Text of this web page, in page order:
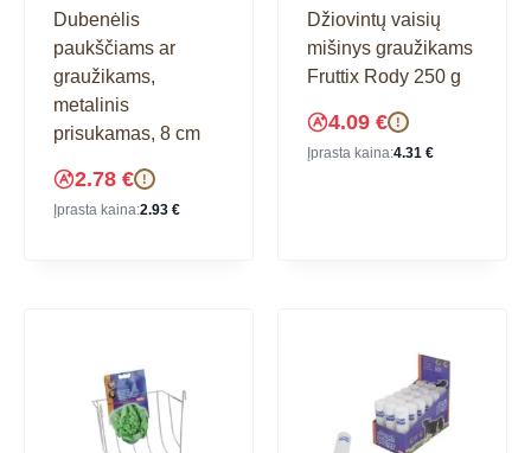
Dubenėlis
paukščiams ar
graužikams,
metalinis
prisukamas, 8 cm
2.78 € !
Įprasta kaina:2.93 €
Džiovintų vaisių
mišinys graužikams
Fruttix Rody 250 g
4.09 € !
Įprasta kaina:4.31 €